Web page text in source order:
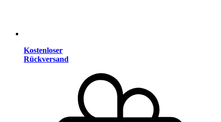
Kostenloser
Rückversand